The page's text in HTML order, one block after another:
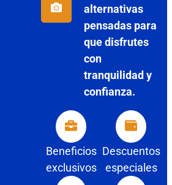
alternativas
pensadas para
que disfrutes
con
tranquilidad y
confianza.
Beneficios
exclusivos
Descuentos
especiales